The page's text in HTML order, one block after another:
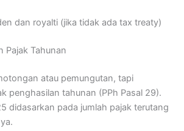
dan royalti (jika tidak ada tax treaty)
Pajak Tahunan
atau pemungutan, tapi
penghasilan tahunan (PPh Pasal 29).
didasarkan pada jumlah pajak terutang